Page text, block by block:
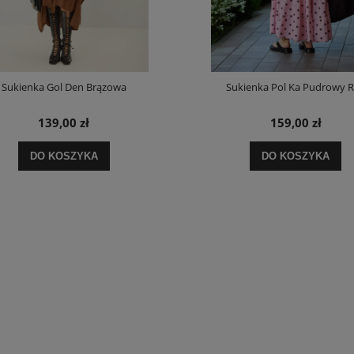
Sukienka Gol Den Brązowa
139,00 zł
DO KOSZYKA
Sukienka Pol Ka Pudrowy
159,00 zł
DO KOSZYKA